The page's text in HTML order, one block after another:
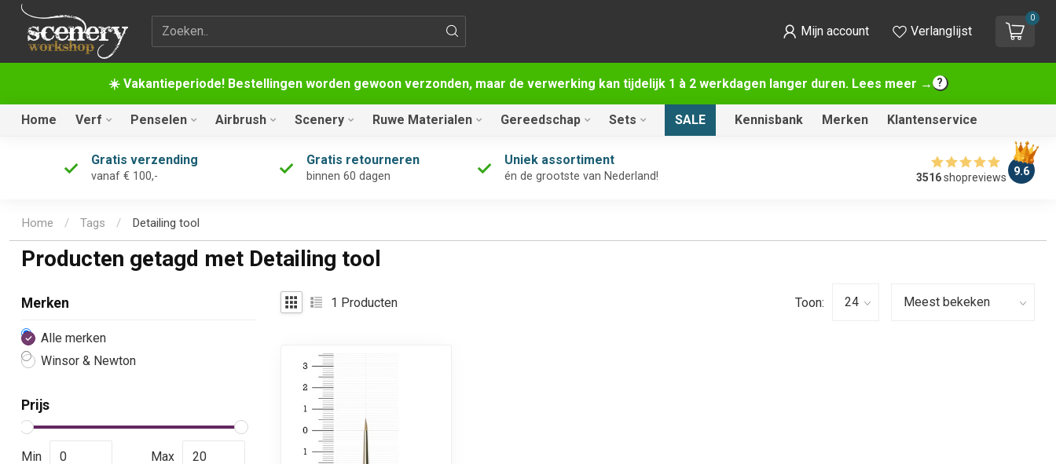
☀️ Vakantieperiode! Bestellingen worden gewoon verzonden, maar de verwerking kan tijdelijk 1 à 2 werkdagen langer duren. Lees meer →
Zoekterm Mijn account Verlanglijst
0
Home Verf Penselen Airbrush Scenery Ruwe Materialen Gereedschap Sets SALE Kennisbank Merken Klantenservice
Gratis verzending
vanaf € 100,-
Gratis retourneren
binnen 60 dagen
Uniek assortiment
én de grootste van Nederland! 3516shopreviews 9.6
Home / Tags / Detailing tool
Producten getagd met Detailing tool
Merken
Alle merken
Winsor & Newton
Prijs
Min Max
1 Producten Toon: